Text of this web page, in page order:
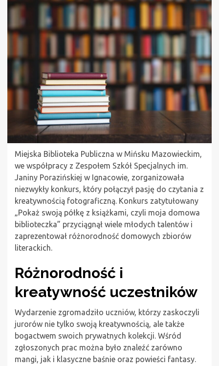
Miejska Biblioteka Publiczna w Mińsku Mazowieckim,
we współpracy z Zespołem Szkół Specjalnych im.
Janiny Porazińskiej w Ignacowie, zorganizowała
niezwykły konkurs, który połączył pasję do czytania z
kreatywnością fotograficzną. Konkurs zatytułowany
„Pokaż swoją półkę z książkami, czyli moja domowa
biblioteczka” przyciągnął wiele młodych talentów i
zaprezentował różnorodność domowych zbiorów
literackich.
Różnorodność i
kreatywność uczestników
Wydarzenie zgromadziło uczniów, którzy zaskoczyli
jurorów nie tylko swoją kreatywnością, ale także
bogactwem swoich prywatnych kolekcji. Wśród
zgłoszonych prac można było znaleźć zarówno
mangi, jak i klasyczne baśnie oraz powieści fantasy.